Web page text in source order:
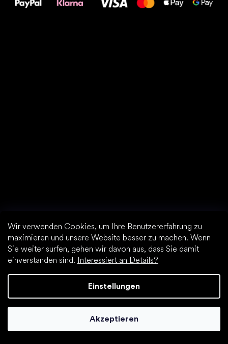
Wir verwenden Cookies, um Ihre Benutzererfahrung zu
maximieren und unsere Website besser zu machen. Wenn
Sie weiter surfen, gehen wir davon aus, dass Sie damit
einverstanden sind. Interessiert an Details?
Einstellungen
Akzeptieren